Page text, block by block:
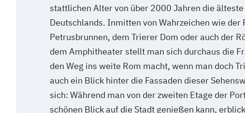
stattlichen Alter von über 2000 Jahren die älteste
Deutschlands. Inmitten von Wahrzeichen wie der
Petrusbrunnen, dem Trierer Dom oder auch der
dem Amphitheater stellt man sich durchaus die
den Weg ins weite Rom macht, wenn man doch
auch ein Blick hinter die Fassaden dieser
sich: Während man von der zweiten Etage der
schönen Blick auf die Stadt genießen kann,